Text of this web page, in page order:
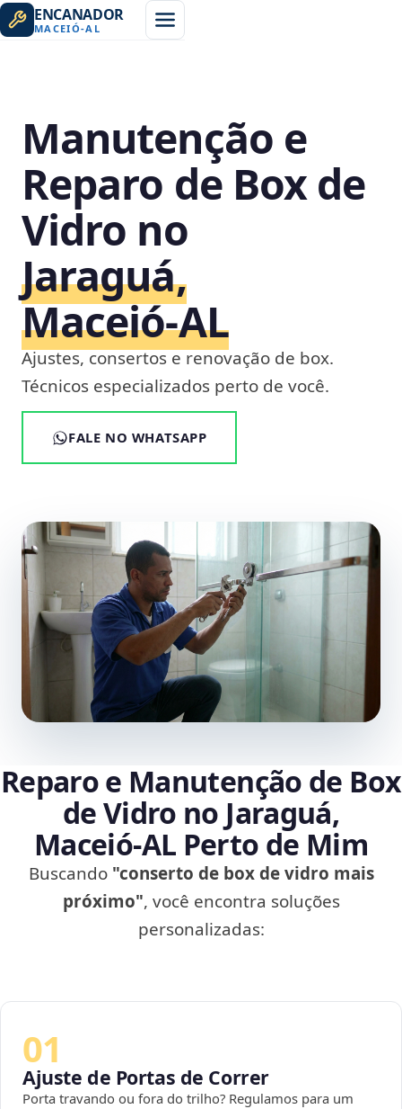
ENCANADOR
MACEIÓ-AL
Manutenção e
Reparo de Box de
Vidro no
Jaraguá,
Maceió‑AL
Ajustes, consertos e renovação de box.
Técnicos especializados perto de você.
FALE NO WHATSAPP
Reparo e Manutenção de Box
de Vidro no Jaraguá,
Maceió‑AL Perto de Mim
Buscando "conserto de box de vidro mais
próximo", você encontra soluções
personalizadas:
01
Ajuste de Portas de Correr
Porta travando ou fora do trilho? Regulamos para um